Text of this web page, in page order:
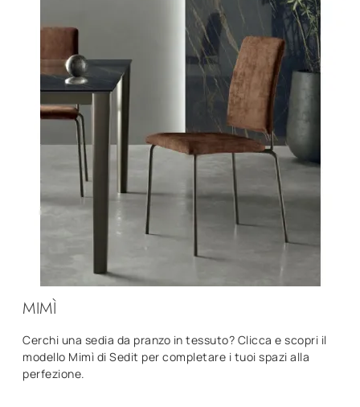
MIMÌ
Cerchi una sedia da pranzo in tessuto? Clicca e scopri il
modello Mimì di Sedit per completare i tuoi spazi alla
perfezione.